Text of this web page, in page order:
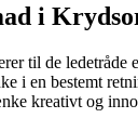
i
til de ledetråde
i en bestemt
kreativt og